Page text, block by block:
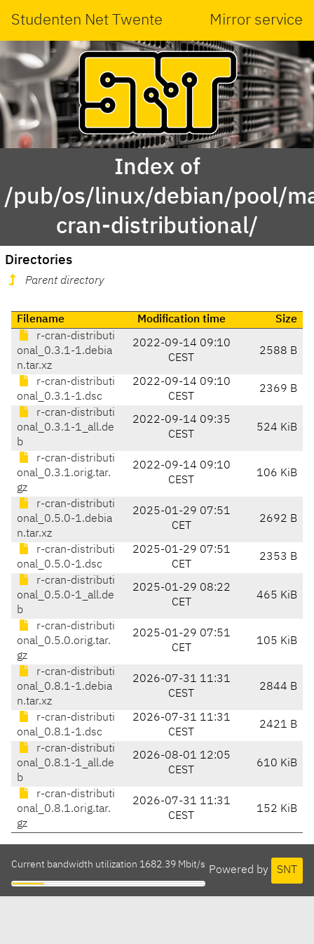
Studenten Net Twente Mirror service
Index of
/pub/os/linux/debian/pool/
cran-distributional/
Directories
Parent directory
Filename Modification time
Size
r-cran-distributi
onal_0.3.1-1.debia
n.tar.xz
2022-09-14 09:10
CEST
2588 B
r-cran-distributi
onal_0.3.1-1.dsc
2022-09-14 09:10
CEST
2369 B
r-cran-distributi
onal_0.3.1-1_all.de
b
2022-09-14 09:35
CEST
524 KiB
r-cran-distributi
onal_0.3.1.orig.tar.
gz
2022-09-14 09:10
CEST
106 KiB
r-cran-distributi
onal_0.5.0-1.debia
n.tar.xz
2025-01-29 07:51
CET
2692 B
r-cran-distributi
onal_0.5.0-1.dsc
2025-01-29 07:51
CET
2353 B
r-cran-distributi
onal_0.5.0-1_all.de
b
2025-01-29 08:22
CET
465 KiB
r-cran-distributi
onal_0.5.0.orig.tar.
gz
2025-01-29 07:51
CET
105 KiB
r-cran-distributi
onal_0.8.1-1.debia
n.tar.xz
2026-07-31 11:31
CEST
2844 B
r-cran-distributi
onal_0.8.1-1.dsc
2026-07-31 11:31
CEST
2421 B
r-cran-distributi
onal_0.8.1-1_all.de
b
2026-08-01 12:05
CEST
610 KiB
r-cran-distributi
onal_0.8.1.orig.tar.
gz
2026-07-31 11:31
CEST
152 KiB
Powered by SNT
Current bandwidth utilization 1682.39 Mbit/s